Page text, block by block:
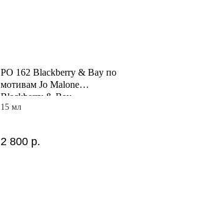
PO 162 Blackberry & Bay по
мотивам Jo Malone
Blackberry & Bay
15 мл
2 800 р.